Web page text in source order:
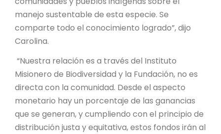
manejo sustentable de esta especie. Se
comparte todo el conocimiento logrado”, dijo
Carolina.
“Nuestra relación es a través del Instituto
Misionero de Biodiversidad y la Fundación, no es
directa con la comunidad. Desde el aspecto
monetario hay un porcentaje de las ganancias
que se generan, y cumpliendo con el principio de
distribución justa y equitativa, estos fondos irán al